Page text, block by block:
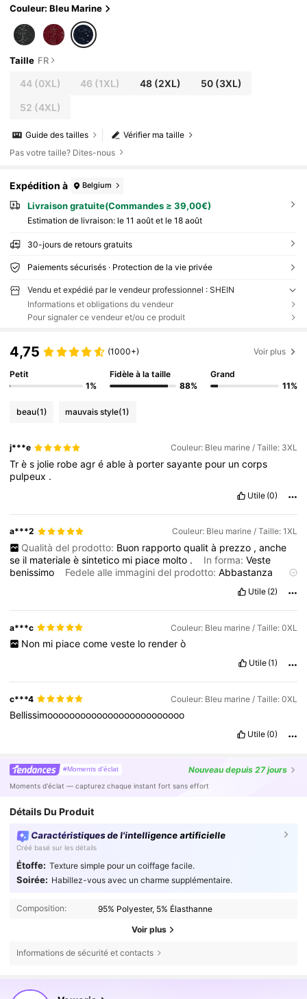
Couleur: Bleu Marine
Taille FR
44(0XL) 46 (1XL) 48(2XL) 50(3XL)
52 (4XL)
Vérifier ma taille
Guide des tailles
Pas votre taille? Dites-nous
Expédition à Belgium
Livraison gratuite(Commandes ≥ 39,00€)
Estimation de livraison: le 11 août et le 18 août
30-jours de retours gratuits
Paiements sécurisés · Protection de la vie privée
Vendu et expédié par le vendeur professionnel : SHEIN
Informations et obligations du vendeur
Pour signaler ce vendeur et/ou ce produit
4,75 (1000+) Voir plus
Petit
1%
Fidèle à la taille
88%
Grand
11%
beau(1) mauvais style(1)
j***e Couleur: Bleu marine / Taille: 3XL
Très jolie robeagréableà portersayante pour uncorps
pulpeux .
Utile (0)
a***2 Couleur: Bleu marine / Taille: 1XL
Qualità del prodotto: Buon rapporto qualit à prezzo , anche
se il materialeèsintetico mi piace molto . In forma:Veste
benissimo
Fedele alle immagini del prodotto:Abbastanza
Utile (2)
a***c Couleur: Bleu marine / Taille: 0XL
Non mi piace come veste lo render ò
Utile (1)
c***4 Couleur: Bleu marine / Taille: 0XL
Bellissimooooooooooooooooooooooooo
Utile (0)
#Moments d'éclat Nouveau depuis 27 jours
Moments d'éclat — capturez chaque instant fort sans effort
Détails Du Produit
Caractéristiques de l'intelligence artificielle
Créé basé sur les détails
Étoffe: Texture simple pour un coiffage facile.
Soirée: Habillez-vous avec un charme supplémentaire.
Composition: 95% Polyester, 5% Élasthanne
Voir plus
Informations de sécurité et contacts